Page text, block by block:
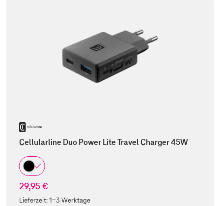
Cellularline Duo Power Lite Travel Charger 45W
29,95 €
Lieferzeit:1-3 Werktage